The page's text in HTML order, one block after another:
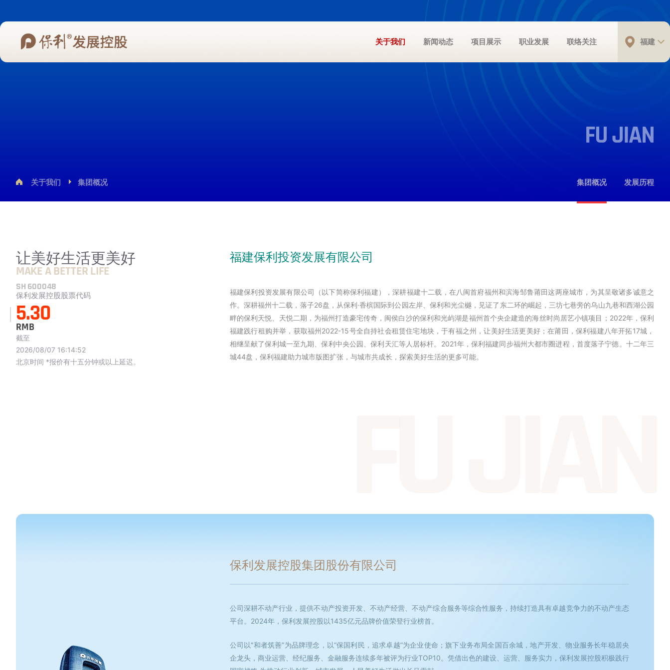
福建
关于我们 新闻动态 项目展示 职业发展 联络关注
FU JIAN
关于我们 集团概况 集团概况 发展历程
让美好生活更美好
MAKE A BETTER LIFE
SH 600048
保利发展控股股票代码
5.30
RMB
截至
2026/08/07 16:14:52
北京时间 *报价有十五分钟或以上延迟。
福建保利投资发展有限公司
福建保利投资发展有限公司（以下简称保利福建），深耕福建十二载，在八闽首府福州和滨海邹鲁莆田这两座城市，为其呈敬诸多诚意之
作。深耕福州十二载，落子26盘，从保利·香槟国际到公园左岸、保利和光尘樾，见证了东二环的崛起，三坊七巷旁的乌山九巷和西湖公园
畔的保利天悦、天悦二期，为福州打造豪宅传奇，闽侯白沙的保利和光屿湖是福州首个央企建造的海丝时尚居艺小镇项目；2022年，保利
福建践行租购并举，获取福州2022-15号全自持社会租赁住宅地块，于有福之州，让美好生活更美好；在莆田，保利福建八年开拓17城，
相继呈献了保利城一至九期、保利中央公园、保利天汇等人居标杆。2021年，保利福建同步福州大都市圈进程，首度落子宁德。十二年三
城44盘，保利福建助力城市版图扩张，与城市共成长，探索美好生活的更多可能。
保利发展控股集团股份有限公司
公司深耕不动产行业，提供不动产投资开发、不动产经营、不动产综合服务等综合性服务，持续打造具有卓越竞争力的不动产生态
平台。2024年，保利发展控股以1435亿元品牌价值荣登行业榜首。
公司以“和者筑善”为品牌理念，以“保国利民，追求卓越”为企业使命；旗下业务布局全国百余城，地产开发、物业服务长年稳居央
企龙头，商业运营、经纪服务、金融服务连续多年被评为行业TOP10。凭借出色的建设、运营、服务实力，保利发展控股积极践行